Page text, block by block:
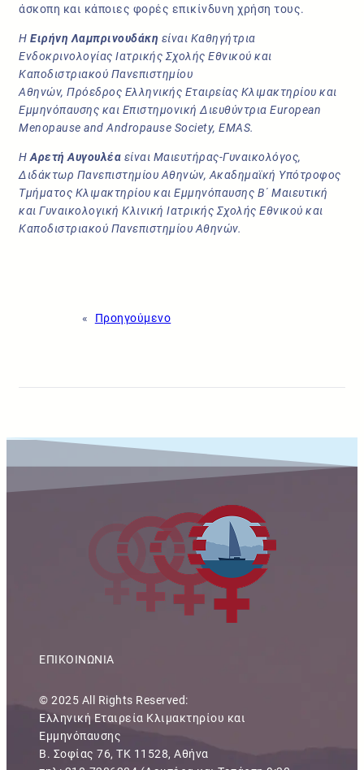
άσκοπη και κάποιες φορές επικίνδυνη χρήση τους.
Η Ειρήνη Λαμπρινουδάκη είναι Καθηγήτρια
Ενδοκρινολογίας Ιατρικής Σχολής Εθνικού και
Καποδιστριακού Πανεπιστημίου
Αθηνών, Πρόεδρος Ελληνικής Εταιρείας Κλιμακτηρίου και
Εμμηνόπαυσης και Επιστημονική Διευθύντρια European
Menopause and Andropause Society, EMAS.
ΗΑρετή Αυγουλέα είναι Μαιευτήρας-Γυναικολόγος,
Διδάκτωρ Πανεπιστημίου Αθηνών, Ακαδημαϊκή Υπότροφος
Τμήματος Κλιμακτηρίου και Εμμηνόπαυσης Β΄ Μαιευτική
και Γυναικολογική Κλινική Ιατρικής Σχολής Εθνικού και
Καποδιστριακού Πανεπιστημίου Αθηνών.
« Προηγούμενο
ΕΠΙΚΟΙΝΩΝΙΑ
© 2025 All Rights Reserved:
Ελληνική Εταιρεία Κλιμακτηρίου και
Εμμηνόπαυσης
Β. Σοφίας 76, ΤΚ 11528, Αθήνα